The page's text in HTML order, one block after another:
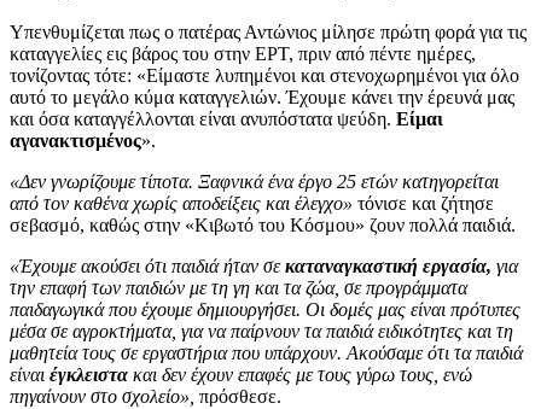
Υπενθυμίζεται πως ο πατέρας Αντώνιος μίλησε πρώτη φορά για τις
καταγγελίες εις βάρος του στην ΕΡΤ, πριν από πέντε ημέρες,
τονίζοντας τότε: «Είμαστε λυπημένοι και στενοχωρημένοι για όλο
αυτό το μεγάλο κύμα καταγγελιών. Έχουμε κάνει την έρευνά μας
και όσα καταγγέλλονται είναι ανυπόστατα ψεύδη. Είμαι
αγανακτισμένος».
«Δεν γνωρίζουμε τίποτα. Ξαφνικά ένα έργο 25 ετών κατηγορείται
από τον καθένα χωρίς αποδείξεις και έλεγχο» τόνισε και ζήτησε
σεβασμό, καθώς στην «Κιβωτό του Κόσμου» ζουν πολλά παιδιά.
«Έχουμε ακούσει ότι παιδιά ήταν σεκαταναγκαστική εργασία, για
την επαφή των παιδιών με τη γη και τα ζώα, σε προγράμματα
παιδαγωγικά που έχουμε δημιουργήσει. Οι δομές μας είναι πρότυπες
μέσα σε αγροκτήματα, για να παίρνουν τα παιδιά ειδικότητες και τη
μαθητεία τους σε εργαστήρια που υπάρχουν. Ακούσαμε ότι τα παιδιά
είναι έγκλειστα και δεν έχουν επαφές με τους γύρω τους, ενώ
πηγαίνουν στο σχολείο», πρόσθεσε.